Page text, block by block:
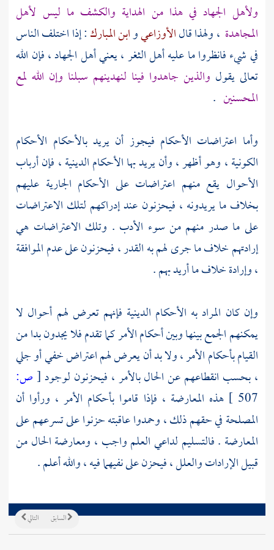
ولأهل الجهاد في هذا من الهداية والكشف ما ليس لأهل
المجاهدة ، ولهذا قالالأوزاعيوابن المبارك: إذا اختلف الناس
في شيء فانظروا ما عليه أهل الثغر ، يعني أهل الجهاد ، فإن الله
تعالى يقول والذين جاهدوا فينا لنهدينهم سبلنا وإن الله لمع
المحسنين .
وأما اعتراضات الأحكام فيجوز أن يريد بالأحكام الأحكام
الكونية ، وهو أظهر ، وأن يريد بها الأحكام الدينية ، فإن أرباب
الأحوال يقع منهم اعتراضات على الأحكام الجارية عليهم
بخلاف ما يريدونه ، فيحزنون عند إدراكهم لتلك الاعتراضات
على ما صدر منهم من سوء الأدب . وتلك الاعتراضات هي
إرادتهم خلاف ما جرى لهم به القدر ، فيحزنون على عدم الموافقة
، وإرادة خلاف ما أريد بهم .
وإن كان المراد به الأحكام الدينية فإنهم تعرض لهم أحوال لا
يمكنهم الجمع بينها وبين أحكام الأمر كما تقدم فلا يجدون بدا من
القيام بأحكام الأمر ، ولا بد أن يعرض لهم اعتراض خفي أو جلي
، بحسب انقطاعهم عن الحال بالأمر ، فيحزنون لوجود[ص:
507 ]
هذه المعارضة ، فإذا قاموا بأحكام الأمر ، ورأوا أن
المصلحة في حقهم ذلك ، وحمدوا عاقبته حزنوا على تسرعهم على
المعارضة . فالتسليم لداعي العلم واجب ، ومعارضة الحال من
قبيل الإرادات والعلل ، فيحزن على نفيهما فيه ، والله أعلم .
التالي السابق